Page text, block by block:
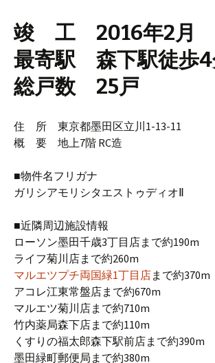
竣 工 2016年2月
最寄駅 森下駅徒歩
総戸数 25戸
住 所 東京都墨田区立川1-13-11
概 要 地上7階 RC造
■物件名フリガナ
ガリシアモリシタエストゥディオⅡ
■近隣周辺施設情報
ローソン墨田千歳3丁目店まで約190m
ライフ菊川店まで約260m
マルエツプチ両国緑1丁目店まで約370m
アコレ江東常盤店まで約670m
マルエツ菊川店まで約710m
竹内薬局森下店まで約110m
くすりの福太郎森下駅前店まで約390m
墨田緑町郵便局まで約380m